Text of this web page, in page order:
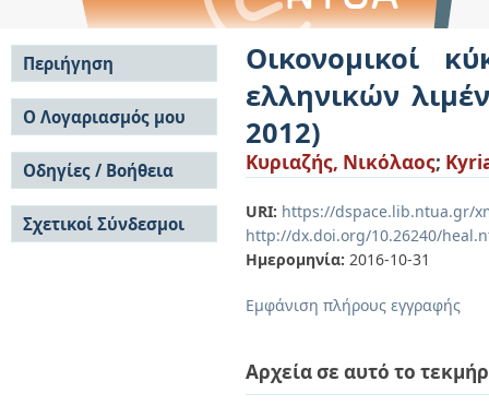
Οικονομικοί
ελληνικών
2012)
Κυριαζής, Νικόλαος;
URI: https://dspace.lib.ntua.gr/
http://dx.doi.org/10.26240/
Ημερομηνία: 2016-10-31
Εμφάνιση πλήρους εγγραφής
Αρχεία σε αυτό το
Περιήγηση
Σε όλο το DSpace
Κοινότητες & Συλλογές
Ανά Ημερομηνία
Έκδοσης
Συγγραφείς
Τίτλοι
Θέματα
Ο Λογαριασμός μου
Σύνδεση
Εγγραφή
Οδηγίες / Βοήθεια
Οδηγίες Υποβολής
Οδηγίες Χρήσης ΙΑ
Συχνές Ερωτήσεις
Σχετικοί Σύνδεσμοι